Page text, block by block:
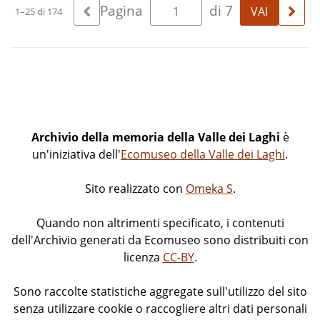
1–25 di 174 Pagina di 7
Archivio della memoria della Valle dei Laghi è
un'iniziativa dell'Ecomuseo della Valle dei Laghi.
Sito realizzato con Omeka S.
Quando non altrimenti specificato, i contenuti
dell'Archivio generati da Ecomuseo sono distribuiti con
licenza CC-BY.
Sono raccolte statistiche aggregate sull'utilizzo del sito
senza utilizzare cookie o raccogliere altri dati personali